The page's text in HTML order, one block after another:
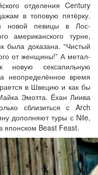
отделения Century
в топовую пятёрку.
новой певицы в Лос-
американского турне,
была доказана. “Чистый
от женщины!” А метал-
новую сексапильную
неопределённое время
в Швецию и как бы
Эмотта. Ёхан Лиива
сблизиться с Arch
дополняют туры с Nile,
японском Beast Feast.